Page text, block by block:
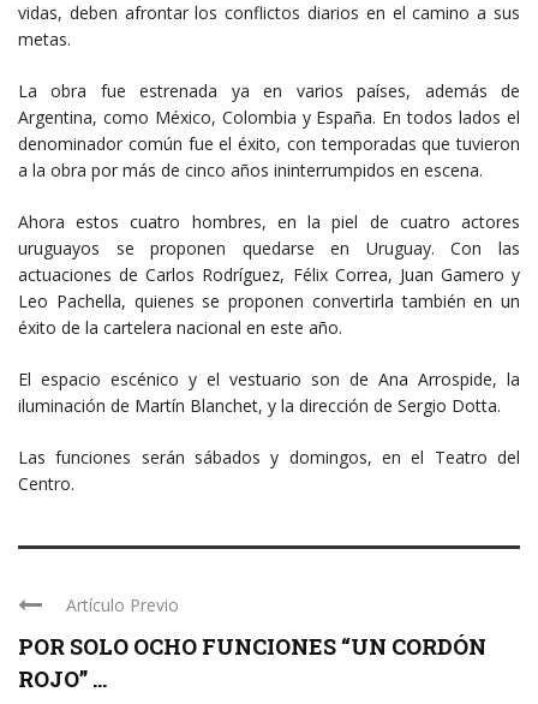
vidas, deben afrontar los conflictos diarios en el camino a sus
metas.
La obra fue estrenada ya en varios países, además de
Argentina, como México, Colombia y España. En todos lados el
denominador común fue el éxito, con temporadas que tuvieron
a la obra por más de cinco años ininterrumpidos en escena.
Ahora estos cuatro hombres, en la piel de cuatro actores
uruguayos se proponen quedarse en Uruguay. Con las
actuaciones de Carlos Rodríguez, Félix Correa, Juan Gamero y
Leo Pachella, quienes se proponen convertirla también en un
éxito de la cartelera nacional en este año.
El espacio escénico y el vestuario son de Ana Arrospide, la
iluminación de Martín Blanchet, y la dirección de Sergio Dotta.
Las funciones serán sábados y domingos, en el Teatro del
Centro.
Artículo Previo
POR SOLO OCHO FUNCIONES “UN CORDÓN
ROJO” ...